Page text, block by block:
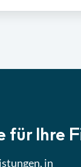
für Ihre
in